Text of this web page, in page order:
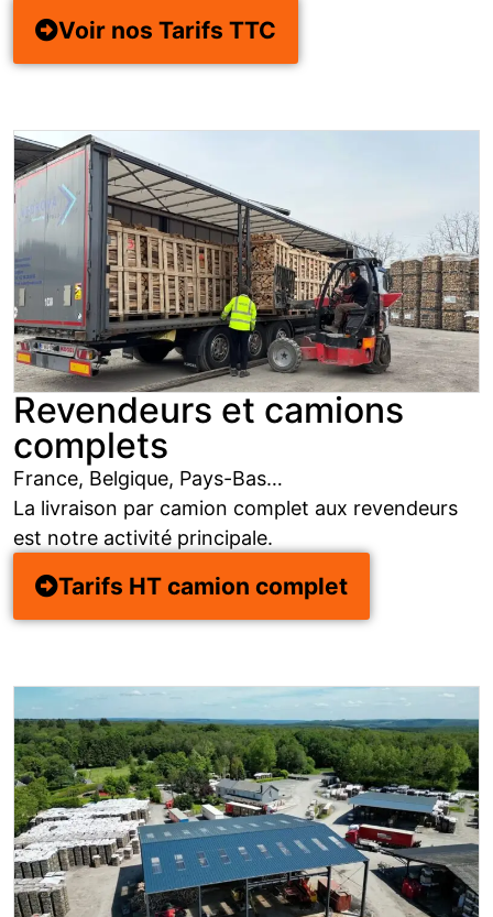
Voir nos Tarifs TTC
Revendeurs et camions
complets
France, Belgique, Pays-Bas…
La livraison par camion complet aux revendeurs
est notre activité principale.
Tarifs HT camion complet